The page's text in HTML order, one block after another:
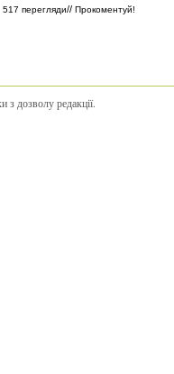
517 перегляди// Прокоментуй!
з дозволу редакції.